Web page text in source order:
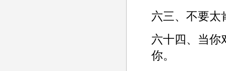
六三、不要太
六十四、当你
你。­